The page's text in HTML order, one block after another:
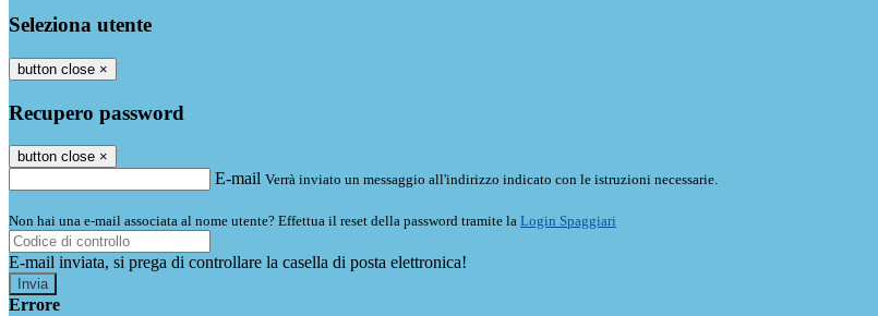
Seleziona utente
button close ×
Recupero password
button close ×
E-mail Verrà inviato un messaggio all'indirizzo indicato con le istruzioni necessarie.
Non hai una e-mail associata al nome utente? Effettua il reset della password tramite la Login Spaggiari
E-mail inviata, si prega di controllare la casella di posta elettronica!
Errore